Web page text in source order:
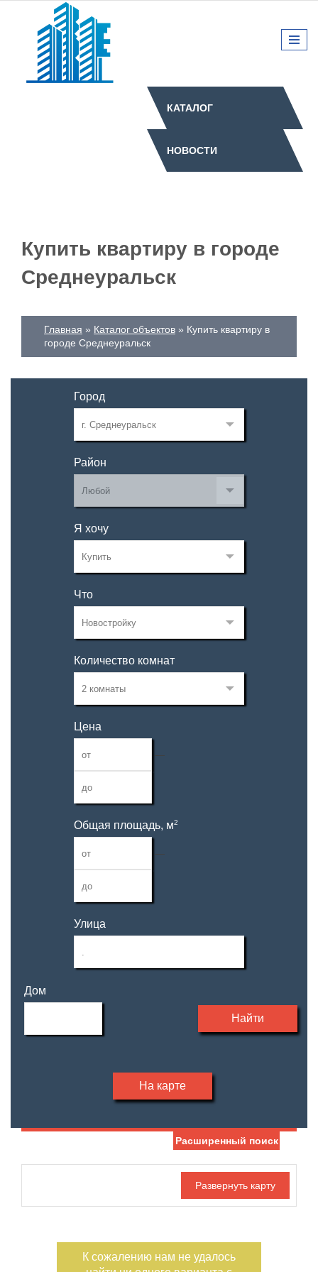
КАТАЛОГ
НОВОСТИ
Купить квартиру в городе
Среднеуральск
Главная Каталог объектов
Купить квартиру в
городе Среднеуральск
Город
Район
Я хочу
Что
Количество комнат
Цена
—
Общая площадь, м2
—
Улица
Дом
Найти
На карте
Жилая площадь
—
Площадь кухни
Этаж
Расширенный поиск
К сожалению нам не удалось